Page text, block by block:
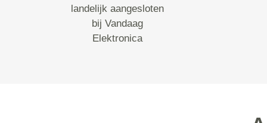
landelijk aangesloten
bij Vandaag
Elektronica